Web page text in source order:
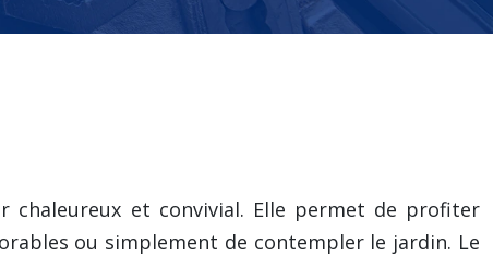
et convivial. Elle permet de profiter
ou simplement de contempler le jardin. Le